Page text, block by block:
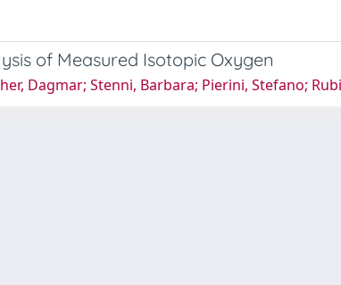
of Measured Isotopic Oxygen
Dagmar; Stenni, Barbara; Pierini, Stefano;